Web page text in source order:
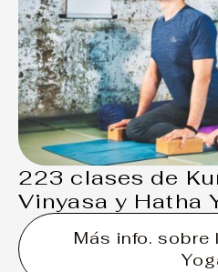
223 clases de
Vinyasa y Hatha
Más info.